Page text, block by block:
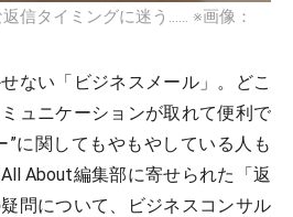
信タイミングに迷う…… ※画像：
ない「ビジネスメール」。どこ
ュニケーションが取れて便利で
”に関してもやもやしている人も
About編集部に寄せられた「返
問について、ビジネスコンサル